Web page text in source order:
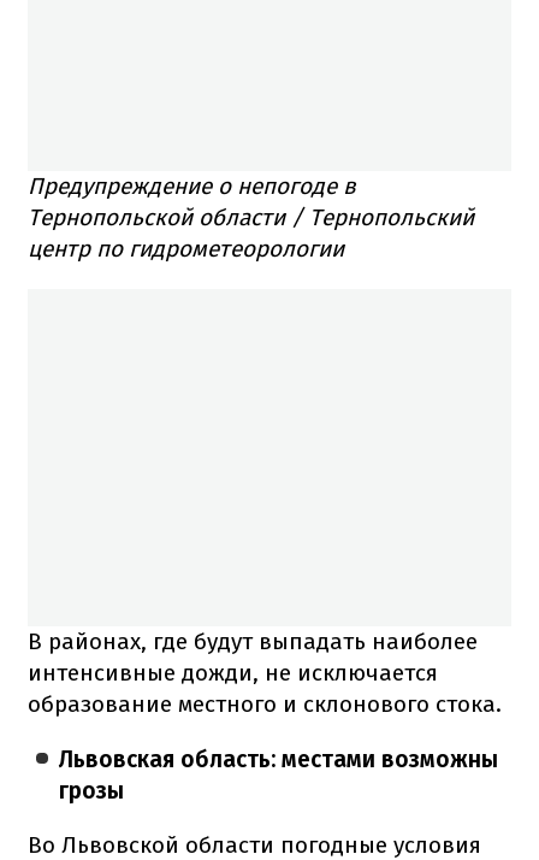
Предупреждение о непогоде в
Тернопольской области / Тернопольский
центр по гидрометеорологии
В районах, где будут выпадать наиболее
интенсивные дожди, не исключается
образование местного и склонового стока.
Львовская область: местами возможны
грозы
Во Львовской области погодные условия